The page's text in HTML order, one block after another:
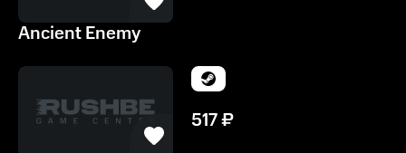
Ancient Enemy
517₽